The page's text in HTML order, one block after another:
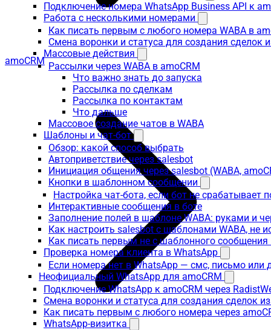
Подключение номера WhatsApp Business API к
Работа с несколькими номерами
Как писать первым с любого номера WABA в
Смена воронки и статуса для создания сделок
Массовые действия
Рассылки через WABA в amoCRM
Что важно знать до запуска
Рассылка по сделкам
Рассылка по контактам
Что дальше
Массовое создание чатов в WABA
Шаблоны и чат-бот
Обзор: какой способ выбрать
Автоприветствие через salesbot
Инициация общения через salesbot (WABA,
Кнопки в шаблонном сообщении
Настройка чат-бота, если бот не срабатывает
Интерактивные сообщения в боте
Заполнение полей в шаблоне WABA: руками и
Как настроить salesbot с шаблонами WABA, не
Как писать первым не с шаблонного сообщения
Проверка номера клиента в WhatsApp
Если номера нет в WhatsApp — смс, письмо или
Неофициальный WhatsApp для amoCRM
Подключение WhatsApp к amoCRM через
Смена воронки и статуса для создания сделок
Как писать первым с любого номера через
WhatsApp-визитка
amoCRM